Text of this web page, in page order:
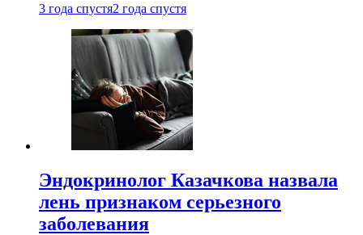
3 года спустя2 года спустя
Эндокринолог Казачкова назвала
лень признаком серьезного
заболевания